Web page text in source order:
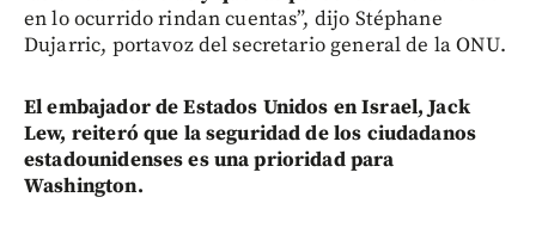
en lo ocurrido rindan cuentas”, dijo Stéphane
Dujarric, portavoz del secretario general de la ONU.
El embajador de Estados Unidos en Israel, Jack
Lew, reiteró que la seguridad de los ciudadanos
estadounidenses es una prioridad para
Washington.